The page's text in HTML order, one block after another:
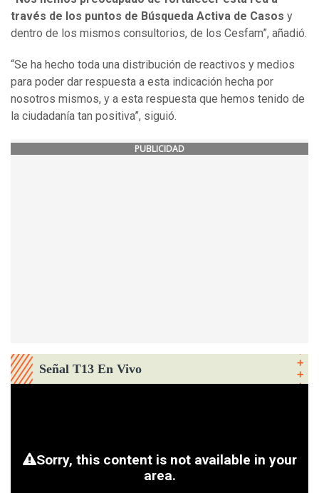
través de los puntos de Búsqueda Activa de Casos y
dentro de los mismos consultorios, de los Cesfam”, añadió.
“Se ha hecho toda una distribución de reactivos y medios
para poder dar respuesta a esta indicación hecha por
nosotros mismos, y a esta respuesta que hemos tenido de
la ciudadanía tan positiva”, siguió.
PUBLICIDAD
Señal T13 En Vivo